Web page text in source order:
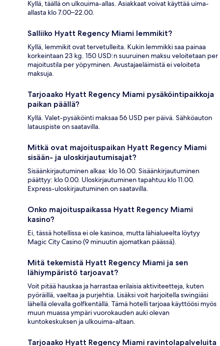
Kyllä, täällä on ulkouima-allas. Asiakkaat voivat käyttää uima-
allasta klo 7.00–22.00.
Salliiko Hyatt Regency Miami lemmikit?
Kyllä, lemmikit ovat tervetulleita. Kukin lemmikki saa painaa
korkeintaan 23 kg. 150 USD:n suuruinen maksu veloitetaan per
majoitustila per yöpyminen. Avustajaeläimistä ei veloiteta
maksuja.
Tarjoaako Hyatt Regency Miami pysäköintipaikkoja
paikan päällä?
Kyllä. Valet-pysäköinti maksaa 56 USD per päivä. Sähköauton
latauspiste on saatavilla.
Mitkä ovat majoituspaikan Hyatt Regency Miami
sisään- ja uloskirjautumisajat?
Sisäänkirjautuminen alkaa: klo 16.00. Sisäänkirjautuminen
päättyy: klo 0.00. Uloskirjautuminen tapahtuu klo 11.00.
Express-uloskirjautuminen on saatavilla.
Onko majoituspaikassa Hyatt Regency Miami
kasino?
Ei, tässä hotellissa ei ole kasinoa, mutta lähialueelta löytyy
Magic City Casino (9 minuutin ajomatkan päässä).
Mitä tekemistä Hyatt Regency Miami ja sen
lähiympäristö tarjoavat?
Voit pitää hauskaa ja harrastaa erilaisia aktiviteetteja, kuten
pyöräillä, vaeltaa ja purjehtia. Lisäksi voit harjoitella swingiäsi
lähellä olevalla golfkentällä. Tämä hotelli tarjoaa käyttöösi myös
muun muassa ympäri vuorokauden auki olevan
kuntokeskuksen ja ulkouima-altaan.
Tarjoaako Hyatt Regency Miami ravintolapalveluita